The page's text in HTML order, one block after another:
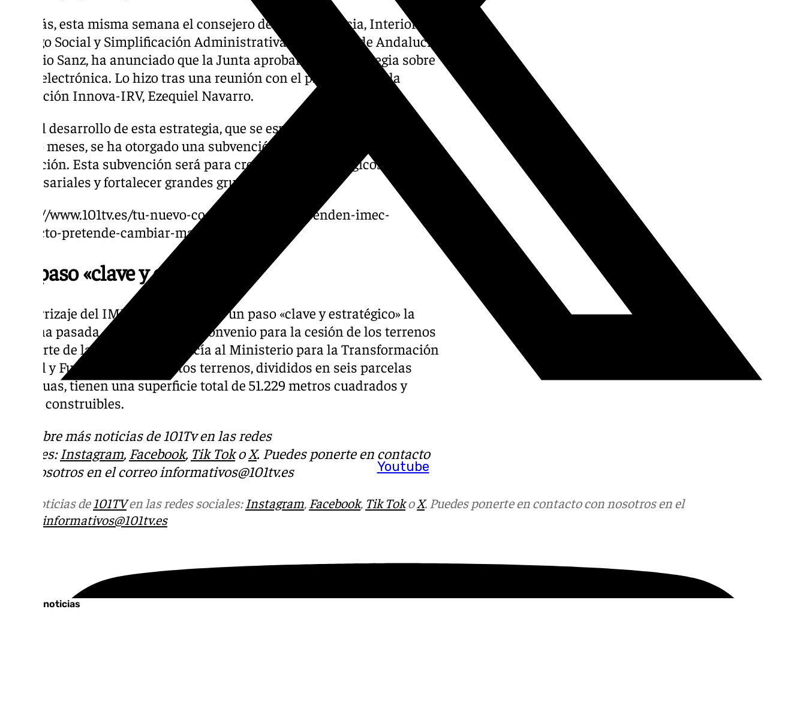
Youtube
Además, esta misma semana el consejero de la Presidencia, Interior
Diálogo Social y Simplificación Administrativa de la Junta de Andalucía,
Antonio Sanz, ha anunciado que la Junta aprobará una Estrategia sobre
Microelectrónica. Lo hizo tras una reunión con el presidente de la
Fundación Innova-IRV, Ezequiel Navarro.
Para el desarrollo de esta estrategia, que se espera que esté lista en
cuatro meses, se ha otorgado una subvención de 150.000 euros a dicha
fundación. Esta subvención será para crear «hubs tecnológicos, clústeres
empresariales y fortalecer grandes grupos andaluces».
https://www.101tv.es/tu-nuevo-coche-tu-play-5-dependen-imec-
proyecto-pretende-cambiar-malaga/
Un paso «clave y estratégico»
El aterrizaje del IMEC en España dio un paso «clave y estratégico» la
semana pasada, con la firma del convenio para la cesión de los terrenos
por parte de la Junta de Andalucía al Ministerio para la Transformación
Digital y Función Pública. Estos terrenos, divididos en seis parcelas
contiguas, tienen una superficie total de 51.229 metros cuadrados y
33.698 construibles.
Descubre más noticias de 101Tv en las redes
sociales:Instagram, Facebook, Tik TokoX. Puedes ponerte en contacto
con nosotros en el correo informativos@101tv.es
Más noticias de101TVen las redes sociales:Instagram, Facebook, Tik TokoX. Puedes ponerte en contacto con nosotros en el
informativos@101tv.es
Últimas noticias